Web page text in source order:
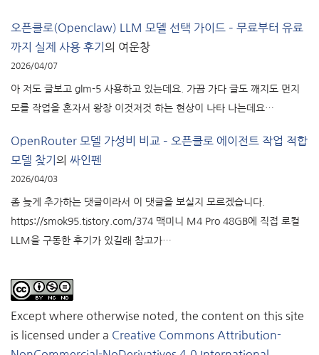
오픈클로(Openclaw) LLM 모델 선택 가이드 – 무료부터 유료
까지 실제 사용 후기 의 여운창
2026/04/07
아 저도 글보고 glm-5 사용하고 있는데요. 가끔 가다 글도 깨지도 먼지
모를 작업을 혼자서 왕창 이것저것 하는 현상이 나타 나는데요…
OpenRouter 모델 가성비 비교 – 오픈클로 에이전트 작업 적합
모델 찾기 의 싸인펜
2026/04/03
좀 늦게 추가하는 댓글이라서 이 댓글을 보실지 모르겠습니다.
https://smok95.tistory.com/374 맥미니 M4 Pro 48GB에 직접 로컬
LLM을 구동한 후기가 있길래 참고가…
Except where otherwise noted, the content on this site
is licensed under a Creative Commons Attribution-